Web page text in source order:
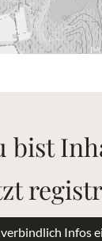
bist
Infos